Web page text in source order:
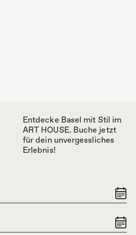
Entdecke Basel mit Stil im
ART HOUSE. Buche jetzt
für dein unvergessliches
Erlebnis!